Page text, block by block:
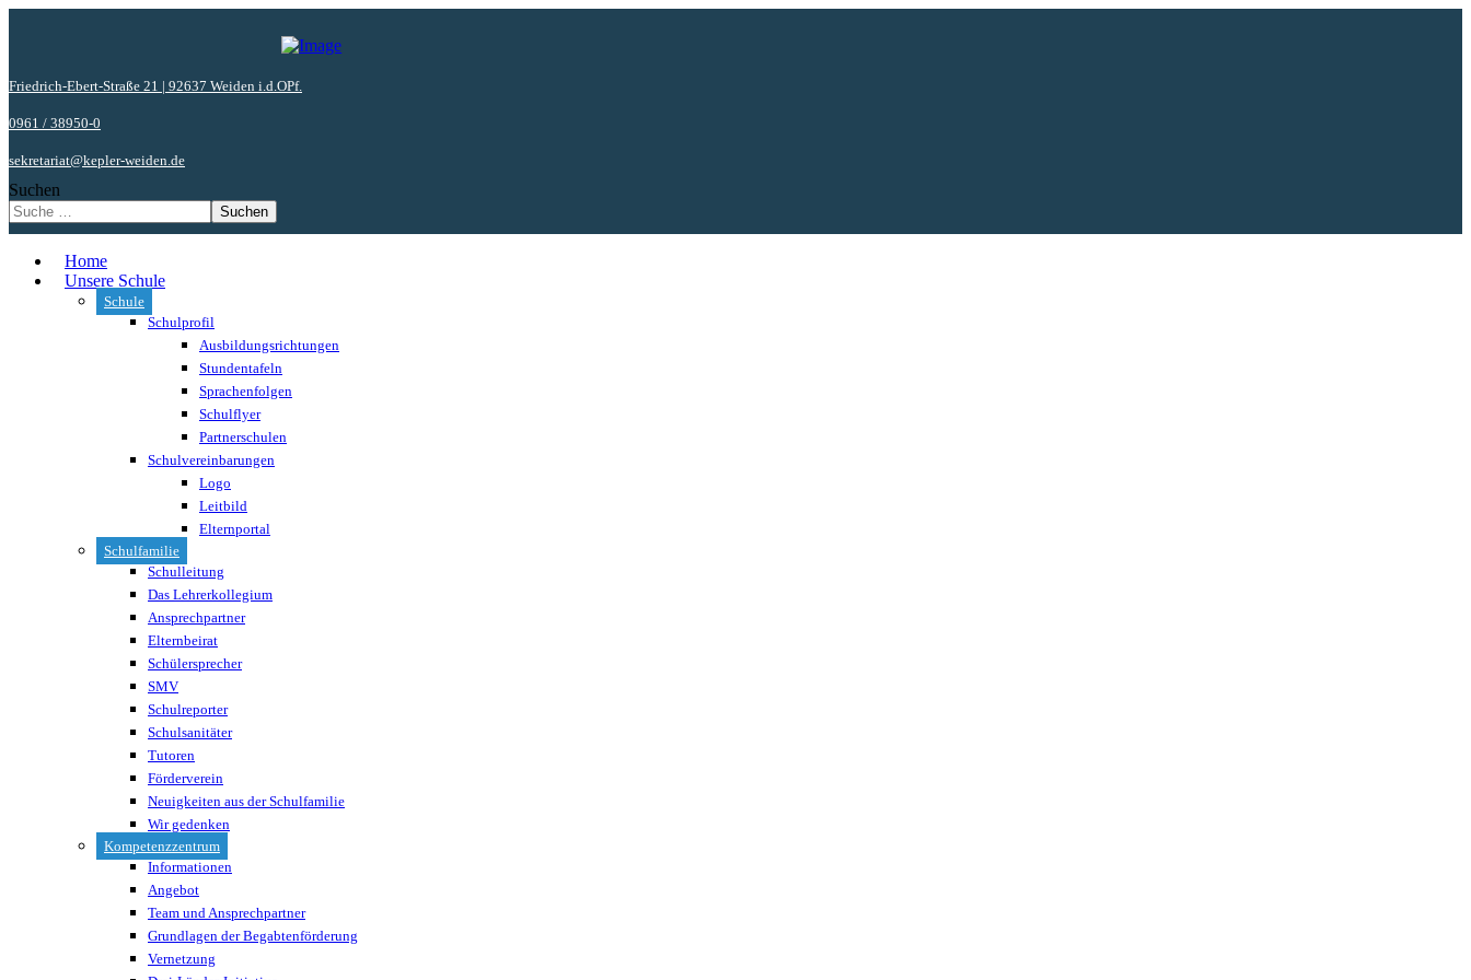
Friedrich-Ebert-Straße 21 | 92637 Weiden i.d.OPf.
0961 / 38950-0
sekretariat@kepler-weiden.de
Suchen
Suchen
Home
Unsere Schule
Schule
Schulprofil
Ausbildungsrichtungen
Stundentafeln
Sprachenfolgen
Schulflyer
Partnerschulen
Schulvereinbarungen
Logo
Leitbild
Elternportal
Schulfamilie
Schulleitung
Das Lehrerkollegium
Ansprechpartner
Elternbeirat
Schülersprecher
SMV
Schulreporter
Schulsanitäter
Tutoren
Förderverein
Neuigkeiten aus der Schulfamilie
Wir gedenken
Kompetenzzentrum
Informationen
Angebot
Team und Ansprechpartner
Grundlagen der Begabtenförderung
Vernetzung